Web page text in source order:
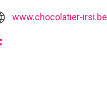
www.chocolatier-irsi.be